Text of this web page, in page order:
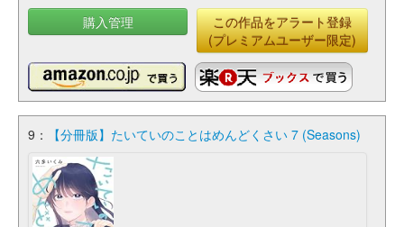
購入管理
この作品をアラート登録
(プレミアムユーザー限定)
9： 【分冊版】たいていのことはめんどくさい 7 (Seasons)